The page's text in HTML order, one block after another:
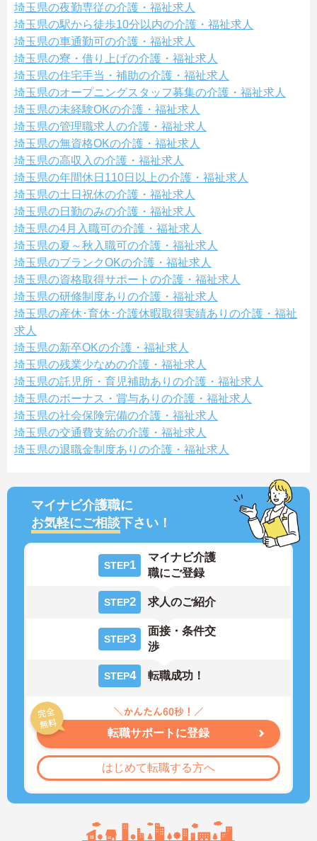
埼玉県の夜勤専従の介護・福祉求人
埼玉県の駅から徒歩10分以内の介護・福祉求人
埼玉県の車通勤可の介護・福祉求人
埼玉県の寮・借り上げの介護・福祉求人
埼玉県の住宅手当・補助の介護・福祉求人
埼玉県のオープニングスタッフ募集の介護・福祉求人
埼玉県の未経験OKの介護・福祉求人
埼玉県の管理職求人の介護・福祉求人
埼玉県の無資格OKの介護・福祉求人
埼玉県の高収入の介護・福祉求人
埼玉県の年間休日110日以上の介護・福祉求人
埼玉県の土日祝休の介護・福祉求人
埼玉県の日勤のみの介護・福祉求人
埼玉県の4月入職可の介護・福祉求人
埼玉県の夏～秋入職可の介護・福祉求人
埼玉県のブランクOKの介護・福祉求人
埼玉県の資格取得サポートの介護・福祉求人
埼玉県の研修制度ありの介護・福祉求人
埼玉県の産休･育休･介護休暇取得実績ありの介護・福祉
求人
埼玉県の新卒OKの介護・福祉求人
埼玉県の残業少なめの介護・福祉求人
埼玉県の託児所・育児補助ありの介護・福祉求人
埼玉県のボーナス・賞与ありの介護・福祉求人
埼玉県の社会保険完備の介護・福祉求人
埼玉県の交通費支給の介護・福祉求人
埼玉県の退職金制度ありの介護・福祉求人
マイナビ介護職に
お気軽にご相談下さい！
STEP1
マイナビ介護
職にご登録
STEP2 求人のご紹介
STEP3
面接・条件交
渉
STEP4 転職成功！
転職サポートに登録
はじめて転職する方へ